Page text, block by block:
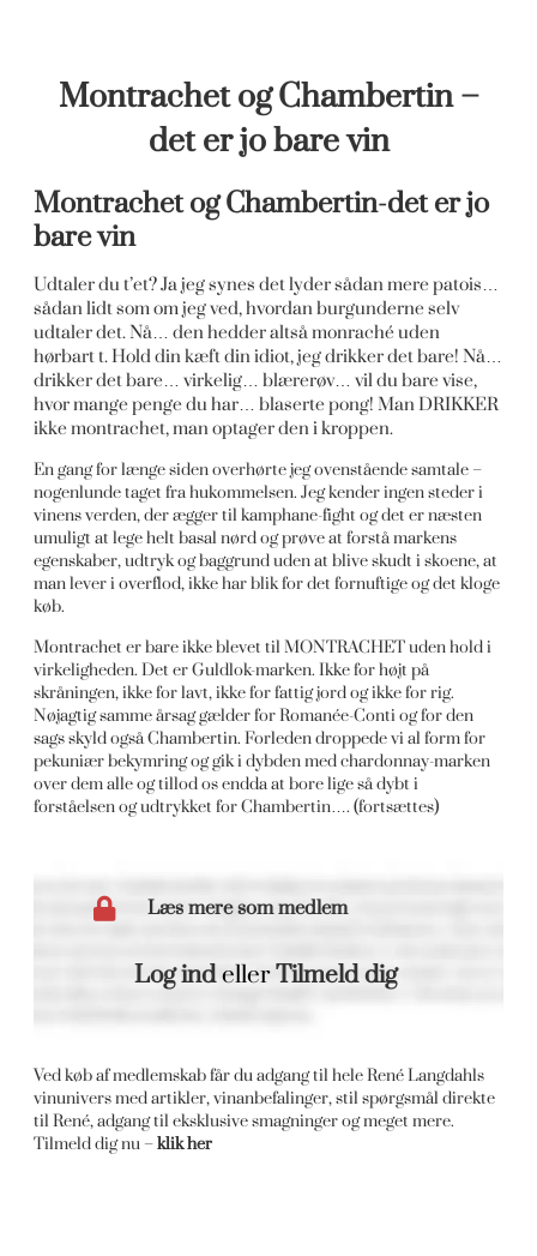
Montrachet og Chambertin –
det er jo bare vin
Montrachet og Chambertin-det er jo
bare vin
Udtaler du t’et? Ja jeg synes det lyder sådan mere patois…
sådan lidt som om jeg ved, hvordan burgunderne selv
udtaler det. Nå… den hedder altså monraché uden
hørbart t. Hold din kæft din idiot, jeg drikker det bare! Nå…
drikker det bare… virkelig… blærerøv… vil du bare vise,
hvor mange penge du har… blaserte pong! Man DRIKKER
ikke montrachet, man optager den i kroppen.
En gang for længe siden overhørte jeg ovenstående samtale –
nogenlunde taget fra hukommelsen. Jeg kender ingen steder i
vinens verden, der ægger til kamphane-fight og det er næsten
umuligt at lege helt basal nørd og prøve at forstå markens
egenskaber, udtryk og baggrund uden at blive skudt i skoene, at
man lever i overflod, ikke har blik for det fornuftige og det kloge
køb.
Montrachet er bare ikke blevet til MONTRACHET uden hold i
virkeligheden. Det er Guldlok-marken. Ikke for højt på
skråningen, ikke for lavt, ikke for fattig jord og ikke for rig.
Nøjagtig samme årsag gælder for Romanée-Conti og for den
sags skyld også Chambertin. Forleden droppede vi al form for
pekuniær bekymring og gik i dybden med chardonnay-marken
over dem alle og tillod os endda at bore lige så dybt i
forståelsen og udtrykket for Chambertin…. (fortsættes)
Læs mere som medlem
Log indellerTilmeld dig
Ved køb af medlemskab får du adgang til hele René Langdahls
vinunivers med artikler, vinanbefalinger, stil spørgsmål direkte
til René, adgang til eksklusive smagninger og meget mere.
Tilmeld dig nu –klik her